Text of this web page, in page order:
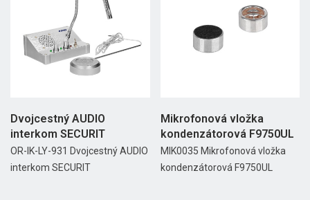
Dvojcestný AUDIO
interkom SECURIT
OR-IK-LY-931 Dvojcestný AUDIO
interkom SECURIT
Mikrofonová vložka
kondenzátorová F9750UL
MIK0035 Mikrofonová vložka
kondenzátorová F9750UL